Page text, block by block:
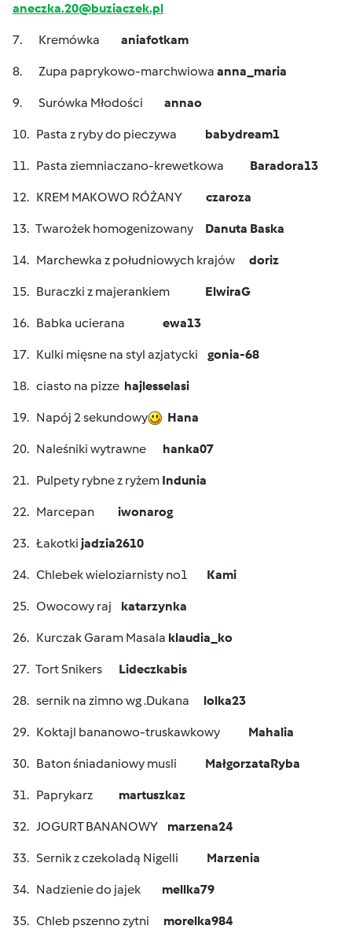
aneczka.20@buziaczek.pl
7. Kremówka aniafotkam
8. Zupa paprykowo-marchwiowa anna_maria
9. Surówka Młodości annao
10. Pasta z ryby do pieczywa babydream1
11. Pasta ziemniaczano-krewetkowa Baradora13
12. KREM MAKOWO RÓŻANY czaroza
13. Twarożek homogenizowany Danuta Baska
14. Marchewka z południowych krajów doriz
15. Buraczki z majerankiem ElwiraG
16. Babka ucierana ewa13
17. Kulki mięsne na styl azjatycki gonia-68
18. ciasto na pizze hajlesselasi
19. Napój 2 sekundowy Hana
20. Naleśniki wytrawne hanka07
21. Pulpety rybne z ryżem Indunia
22. Marcepan iwonarog
23. Łakotki jadzia2610
24. Chlebek wieloziarnisty no1 Kami
25. Owocowy raj katarzynka
26. Kurczak Garam Masala klaudia_ko
27. Tort Snikers Lideczkabis
28. sernik na zimno wg .Dukana lolka23
29. Koktajl bananowo-truskawkowy Mahalia
30. Baton śniadaniowy musli MałgorzataRyba
31. Paprykarz martuszkaz
32. JOGURT BANANOWY marzena24
33. Sernik z czekoladą Nigelli Marzenia
34. Nadzienie do jajek mellka79
35. Chleb pszenno zytni morelka984